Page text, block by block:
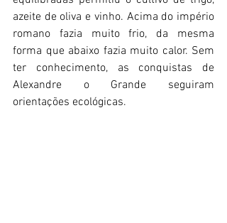
azeite de oliva e vinho. Acima do império
romano fazia muito frio, da mesma
forma que abaixo fazia muito calor. Sem
ter conhecimento, as conquistas de
Alexandre o Grande seguiram
orientações ecológicas.